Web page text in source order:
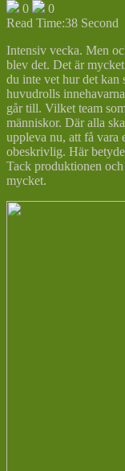
0
0
Read Time:38 Second
Intensiv vecka. Men
blev det. Det är
du inte vet hur det kan
huvudrolls
går till. Vilket team
människor. Där alla
uppleva nu, att få vara
obeskrivlig. Här
Tack produktionen
mycket.